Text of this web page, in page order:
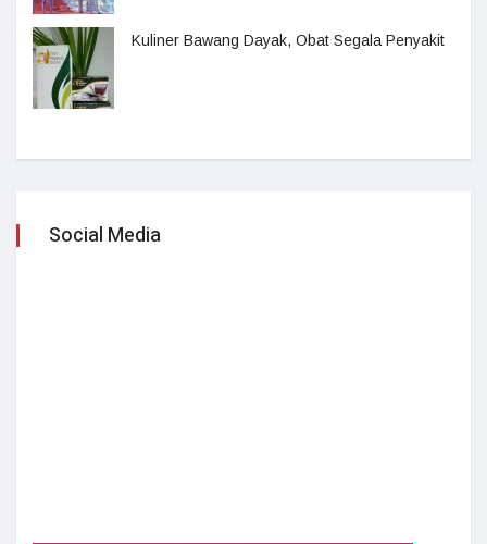
Kuliner Bawang Dayak, Obat Segala Penyakit
Social Media